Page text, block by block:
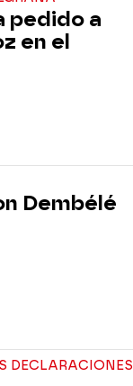
pedido a
en el
Dembélé
DECLARACIONES